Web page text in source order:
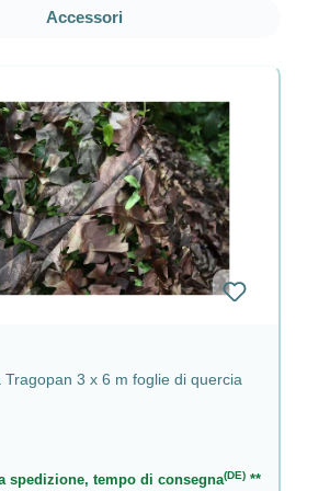
dei prodotti
Accessori
Tragopan 3 x 6 m foglie di quercia
spedizione, tempo di consegna(DE) **